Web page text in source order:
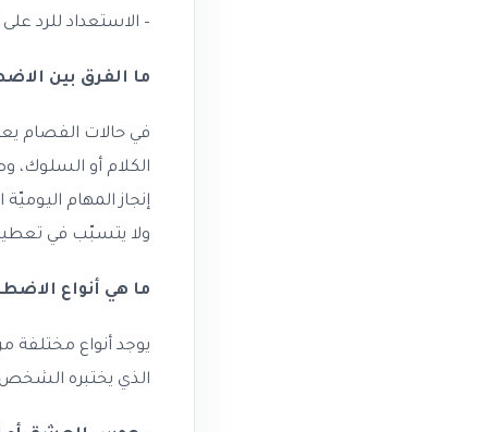
– الاستعداد للرد
ما الفرق بين
في حالات الفصام
الكلام أو السلوك،
إنجاز المهام
ولا يتسبّب في تعطيل
ما هي أنواع
يوجد أنواع مختلفة
الذي يختبره